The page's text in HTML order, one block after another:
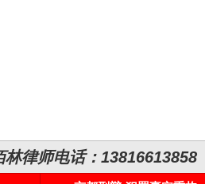
律师电话：13816613858